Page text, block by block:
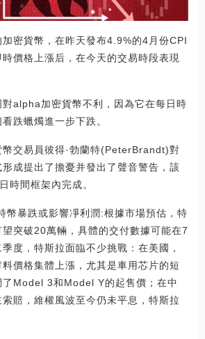
密貨幣，在昨天發布4.9%的4月份CPI
價格上漲后，在今天的交易時段表現
alpha加密貨幣不利，因為它在每日時
跌蠟燭進一步下跌。
幣交易員彼得·勃蘭特(PeterBrandt)對
成提出了擔憂并發出了聲音警告，該
時間框架內完成。
幣暴跌或影響凈利潤:根據市場預估，特
突破20萬輛，具體的交付數據可能在7
度，特斯拉面臨不少挑戰：在美國，
價格集體上漲，尤其是車用芯片的短
了Model 3和Model Y的起售價；在中
賠，維權風波至今仍未平息，特斯拉